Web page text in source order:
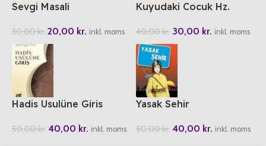
Sevgi Masali
30,00kr. 20,00 kr. inkl. moms
Kuyudaki Cocuk Hz.
40,00kr. 30,00 kr. inkl. moms
Hadis Usulüne Giris
50,00kr. 40,00 kr. inkl. moms
Yasak Sehir
50,00kr. 40,00 kr. inkl. moms